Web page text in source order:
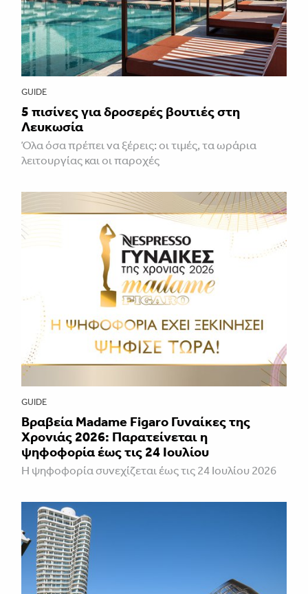
GUIDE
5 πισίνες για δροσερές βουτιές στη
Λευκωσία
Όλα όσα πρέπει να ξέρεις: οι τιμές, τα ωράρια
λειτουργίας και οι παροχές
GUIDE
Βραβεία Madame Figaro Γυναίκες της
Χρονιάς 2026: Παρατείνεται η
ψηφοφορία έως τις 24 Ιουλίου
Η ψηφοφορία συνεχίζεται έως τις 24 Ιουλίου 2026